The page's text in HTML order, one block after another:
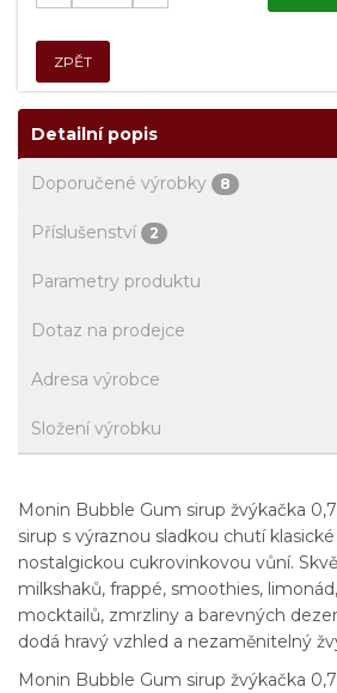
ZPĚT
Detailní popis
Doporučené výrobky 8
Příslušenství 2
Parametry produktu
Dotaz na prodejce
Adresa výrobce
Složení výrobku
Monin Bubble Gum sirup žvýkačka
sirup s výraznou sladkou chutí
nostalgickou cukrovinkovou vůní.
milkshaků, frappé, smoothies,
mocktailů, zmrzliny a barevných
dodá hravý vzhled a nezaměnitelný
Monin Bubble Gum sirup žvýkačka